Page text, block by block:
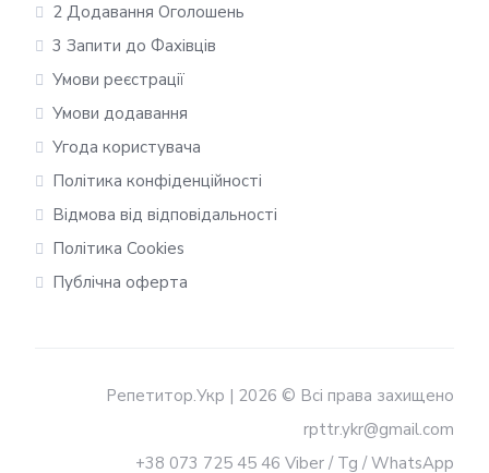
2 Додавання Оголошень
3 Запити до Фахівців
Умови реєстрації
Умови додавання
Угода користувача
Політика конфіденційності
Відмова від відповідальності
Політика Cookies
Публічна оферта
Репетитор.Укр | 2026 © Всі права захищено
rpttr.ykr@gmail.com
+38 073 725 45 46 Viber / Tg / WhatsApp